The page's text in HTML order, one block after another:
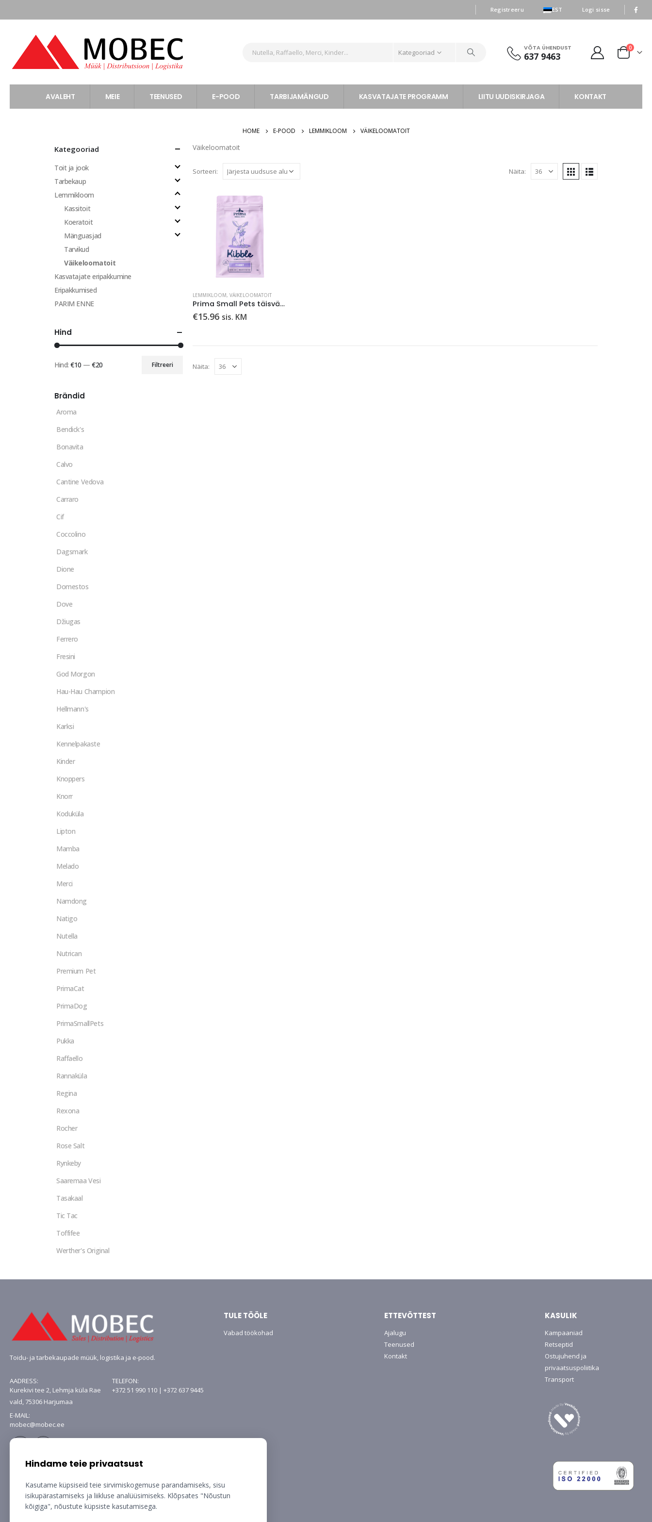
Registreeru EST Logi sisse
Kategooriad
VÕTA ÜHENDUST
637 9463
0
AVALEHT MEIE TEENUSED E-POOD TARBIJAMÄNGUD KASVATAJATE PROGRAMM LIITU UUDISKIRJAGA KONTAKT
HOME E-POOD LEMMIKLOOM VÄIKELOOMATOIT
Väikeloomatoit
Sorteeri: Näita:
LEMMIKLOOM, VÄIKELOOMATOIT
Prima Small Pets täisväärtuslik toit küülikutele 2kg
€15.96 sis. KM
Näita:
Kategooriad
Toit ja jook
Tarbekaup
Lemmikloom
Kassitoit
Koeratoit
Mänguasjad
Tarvikud
Väikeloomatoit
Kasvatajate eripakkumine
Eripakkumised
PARIM ENNE
Hind
Filtreeri
Hind:€10 —€20
Brändid
Aroma
Bendick's
Bonavita
Calvo
Cantine Vedova
Carraro
Cif
Coccolino
Dagsmark
Dione
Domestos
Dove
Džiugas
Ferrero
Fresini
God Morgon
Hau-Hau Champion
Hellmann's
Karksi
Kennelpakaste
Kinder
Knoppers
Knorr
Koduküla
Lipton
Mamba
Melado
Merci
Namdong
Natigo
Nutella
Nutrican
Premium Pet
PrimaCat
PrimaDog
PrimaSmallPets
Pukka
Raffaello
Rannaküla
Regina
Rexona
Rocher
Rose Salt
Rynkeby
Saaremaa Vesi
Tasakaal
Tic Tac
Toffifee
Werther's Original
Toidu- ja tarbekaupade müük, logistika ja e-pood.
AADRESS:
Kurekivi tee 2, Lehmja küla Rae
vald, 75306 Harjumaa
TELEFON:
+372 51 990 110 | +372 637 9445
E-MAIL:
mobec@mobec.ee
TULE TÖÖLE
Vabad töökohad
ETTEVÕTTEST
Ajalugu
Teenused
Kontakt
KASULIK
Kampaaniad
Retseptid
Ostujuhend ja
privaatsuspoliitika
Transport
Hindame teie privaatsust
Kasutame küpsiseid teie sirvimiskogemuse parandamiseks, sisu
isikupärastamiseks ja liikluse analüüsimiseks. Klõpsates "Nõustun
kõigiga", nõustute küpsiste kasutamisega.